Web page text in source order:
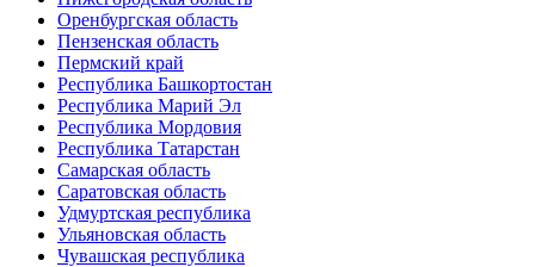
Оренбургская область
Пензенская область
Пермский край
Республика Башкортостан
Республика Марий Эл
Республика Мордовия
Республика Татарстан
Самарская область
Саратовская область
Удмуртская республика
Ульяновская область
Чувашская республика